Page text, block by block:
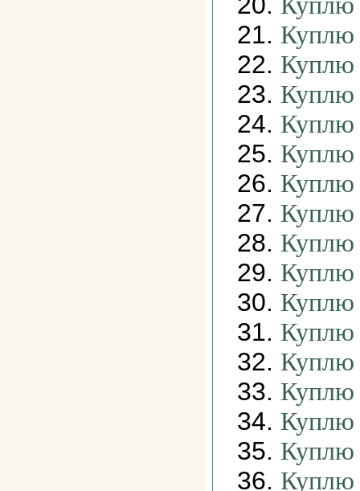
21. Куплю
22. Куплю
23. Куплю
24. Куплю
25. Куплю
26. Куплю
27. Куплю
28. Куплю
29. Куплю
30. Куплю
31. Куплю
32. Куплю
33. Куплю
34. Куплю
35. Куплю
36. Куплю